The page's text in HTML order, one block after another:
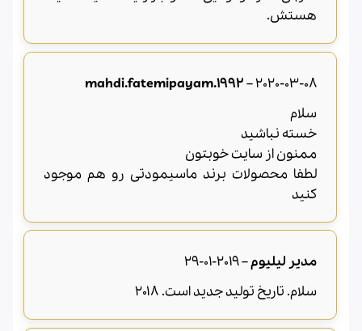
هستش.
mahdi.fatemipayam.1992–2020-03-08
سلام
خسته نباشید
ممنون از سایت خوبتون
لطفا محصولات برند ماسیمودتی رو هم موجود
کنید
مدیر لیلیوم–
2019-01-29
سلام. تاریخ تولید جدید است. ۲۰۱۸